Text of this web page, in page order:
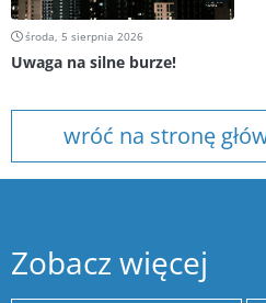
środa, 5 sierpnia 2026
Uwaga na silne burze!
wróć na stronę
Zobacz więcej